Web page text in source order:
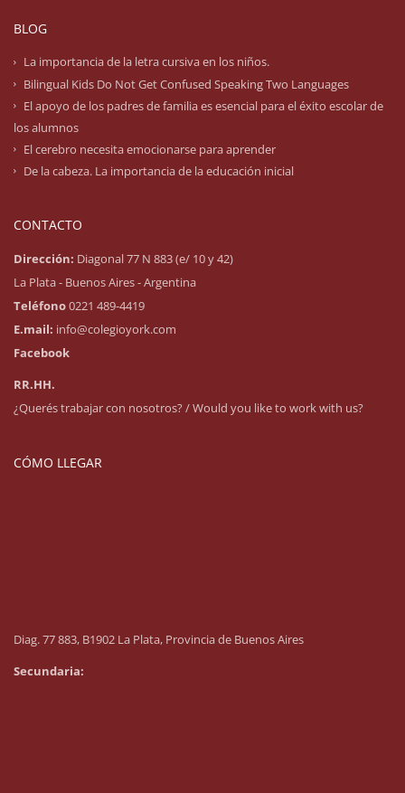
BLOG
La importancia de la letra cursiva en los niños.
Bilingual Kids Do Not Get Confused Speaking Two Languages
El apoyo de los padres de familia es esencial para el éxito escolar de
los alumnos
El cerebro necesita emocionarse para aprender
De la cabeza. La importancia de la educación inicial
CONTACTO
Dirección: Diagonal 77 N 883 (e/ 10 y 42)
La Plata - Buenos Aires - Argentina
Teléfono0221 489-4419
E.mail: info@colegioyork.com
Facebook
RR.HH.
¿Querés trabajar con nosotros? / Would you like to work with us?
CÓMO LLEGAR
Diag. 77 883, B1902 La Plata, Provincia de Buenos Aires
Secundaria: